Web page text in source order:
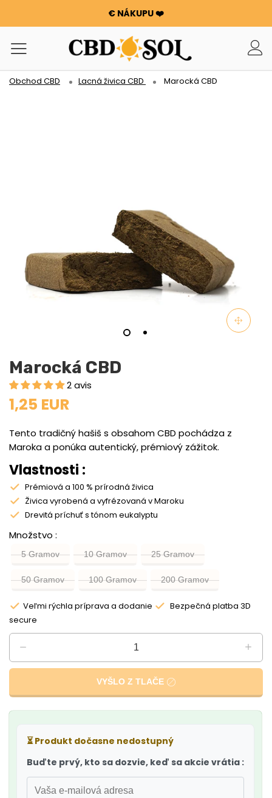
€ NÁKUPU ❤️
WATERMELON CBD už od 0,30 €/g 🍉!
OBJEDNÁVKY SÚ ZDVOJNÁSOBENÉ ✨
100 g KVETOV ALEBO SMOLY ZADARMO PRI KAŽDÝCH 100
€ NÁKUPU ❤️
WATERMELON CBD už od 0,30 €/g 🍉!
Obchod CBD Lacná živica CBD Marocká CBD
Marocká CBD
2 avis
1,25 EUR
Tento tradičný hašiš s obsahom CBD pochádza z
Maroka a ponúka autentický, prémiový zážitok.
Vlastnosti :
Prémiová a 100 % prírodná živica
Živica vyrobená a vyfrézovaná v Maroku
Drevitá príchuť s tónom eukalyptu
Množstvo
5 Gramov 10 Gramov 25 Gramov
50 Gramov 100 Gramov 200 Gramov
Veľmi rýchla príprava a dodanie
Bezpečná platba 3D
secure
VYŠLO Z TLAČE
⏳Produkt dočasne nedostupný
Buďte prvý, kto sa dozvie, keď sa akcie vrátia :